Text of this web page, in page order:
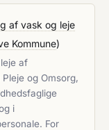
af vask og leje
Kommune)
af
og Omsorg,
i
For